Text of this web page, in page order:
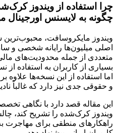
چرا استفاده از ویندوز
چگونه به لایسنس اورجینال
ویندوز مایکروسافت،
اصلی میلیون‌ها رایانه شخصی و
متعددی از جمله محدودیت‌های
بسیاری از کاربران به استفاده
اما استفاده از این نسخه‌ها علاوه
و حقوقی جدی نیز دارد که غالباً
این مقاله قصد دارد با نگاهی
ویندوز کرک‌شده را تشریح کند،
راهکارهای منطقی برای مهاجرت